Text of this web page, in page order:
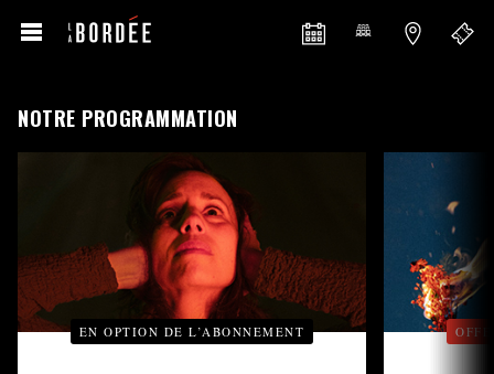
NOTRE PROGRAMMATION
EN OPTION DE L’ABONNEMENT